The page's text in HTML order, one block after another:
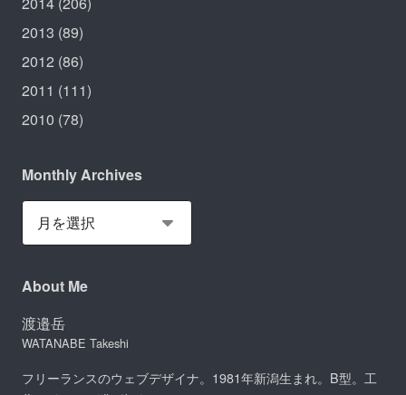
2013 (89)
2012 (86)
2011 (111)
2010 (78)
Monthly Archives
About Me
渡邉岳
WATANABE Takeshi
フリーランスのウェブデザイナ。1981年新潟生まれ。B型。工